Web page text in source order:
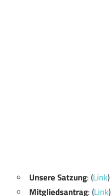
Unsere Satzung: (Link)
Mitgliedsantrag: (Link)